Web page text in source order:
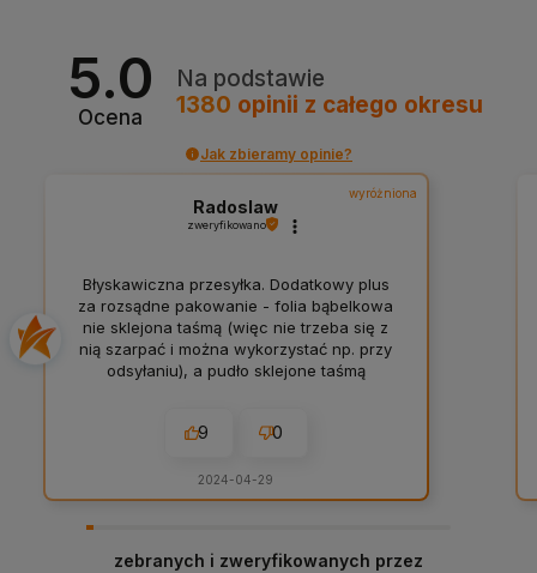
5.0
Ocena
Na podstawie
1380 opinii z całego okresu
Jak zbieramy opinie?
wyróżniona
Radoslaw
zweryfikowano
Błyskawiczna przesyłka. Dodatkowy plus
za rozsądne pakowanie - folia bąbelkowa
nie sklejona taśmą (więc nie trzeba się z
nią szarpać i można wykorzystać np. przy
odsyłaniu), a pudło sklejone taśmą
9 0
2024-04-29
zebranych i zweryfikowanych przez